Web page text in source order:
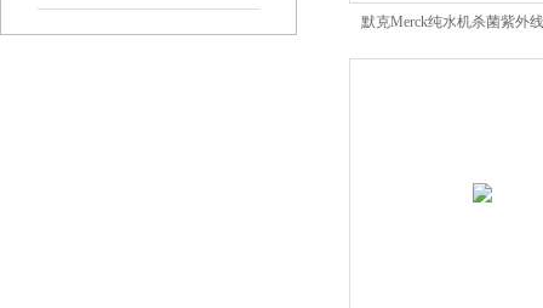
默克Merck纯水机杀菌紫外